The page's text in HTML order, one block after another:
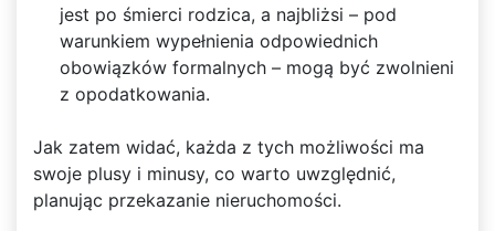
jest po śmierci rodzica, a najbliżsi – pod
warunkiem wypełnienia odpowiednich
obowiązków formalnych – mogą być zwolnieni
z opodatkowania.
Jak zatem widać, każda z tych możliwości ma
swoje plusy i minusy, co warto uwzględnić,
planując przekazanie nieruchomości.